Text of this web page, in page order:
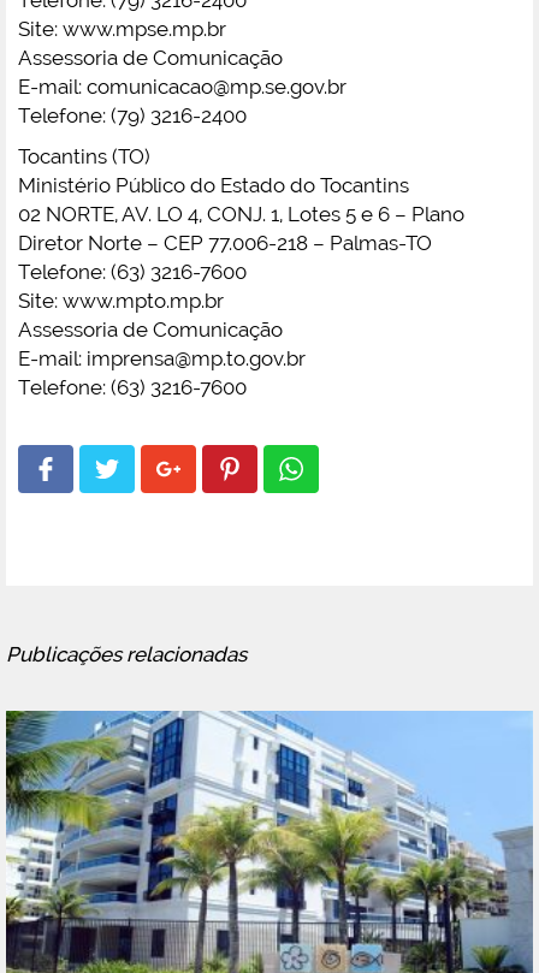
Site: www.mpse.mp.br
Assessoria de Comunicação
E-mail: comunicacao@mp.se.gov.br
Telefone: (79) 3216-2400
Tocantins (TO)
Ministério Público do Estado do Tocantins
02 NORTE, AV. LO 4, CONJ. 1, Lotes 5 e 6 – Plano
Diretor Norte – CEP 77.006-218 – Palmas-TO
Telefone: (63) 3216-7600
Site: www.mpto.mp.br
Assessoria de Comunicação
E-mail: imprensa@mp.to.gov.br
Telefone: (63) 3216-7600
Publicações relacionadas